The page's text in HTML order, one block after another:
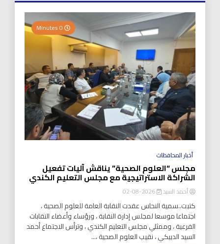
أخبار المحافظات
مجلس “العلوم الصحية” يناقش آليات تفعيل
الشراكة الاستراتيجية مع مجلس التعليم الكندي
أحمد السيد 2026-08-02
كتبت..سمية النحاس عقدت النقابة العامة للعلوم الصحية ،
اجتماعا موسعا لمجلس إدارة النقابة ، ورؤساء وأعضاء النقابات
الفرعية ، وممثلي مجلس التعليم الكندي ، وترأس الاجتماع أحمد
السيد الدبيكي ، نقيب العلوم الصحية ،...